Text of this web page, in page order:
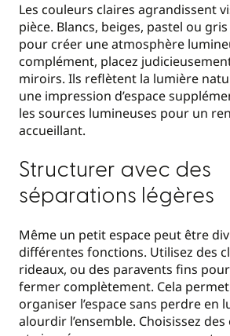
Les couleurs claires agrandissent
pièce. Blancs, beiges, pastel ou
pour créer une atmosphère
complément, placez
miroirs. Ils reflètent la lumière
une impression d’espace
les sources lumineuses pour un
accueillant.
Structurer avec des
séparations légères
Même un petit espace peut être
différentes fonctions. Utilisez des
rideaux, ou des paravents fins
fermer complètement. Cela
organiser l’espace sans perdre en
alourdir l’ensemble. Choisissez